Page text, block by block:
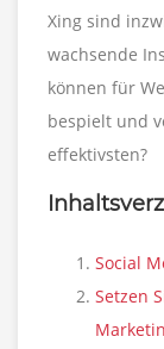
Xing sind
wachsende
können für
bespielt und
effektivsten?
Social
Setzen